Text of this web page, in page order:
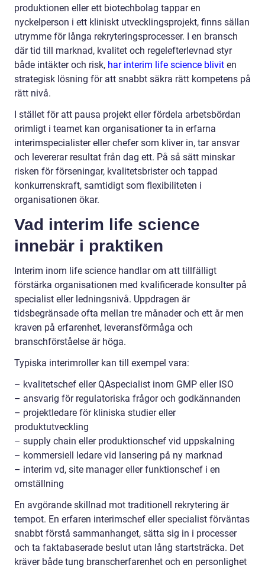
produktionen eller ett biotechbolag tappar en
nyckelperson i ett kliniskt utvecklingsprojekt, finns sällan
utrymme för långa rekryteringsprocesser. I en bransch
där tid till marknad, kvalitet och regelefterlevnad styr
både intäkter och risk, har interim life science blivit en
strategisk lösning för att snabbt säkra rätt kompetens på
rätt nivå.
I stället för att pausa projekt eller fördela arbetsbördan
orimligt i teamet kan organisationer ta in erfarna
interimspecialister eller chefer som kliver in, tar ansvar
och levererar resultat från dag ett. På så sätt minskar
risken för förseningar, kvalitetsbrister och tappad
konkurrenskraft, samtidigt som flexibiliteten i
organisationen ökar.
Vad interim life science
innebär i praktiken
Interim inom life science handlar om att tillfälligt
förstärka organisationen med kvalificerade konsulter på
specialist eller ledningsnivå. Uppdragen är
tidsbegränsade ofta mellan tre månader och ett år men
kraven på erfarenhet, leveransförmåga och
branschförståelse är höga.
Typiska interimroller kan till exempel vara:
– kvalitetschef eller QAspecialist inom GMP eller ISO
– ansvarig för regulatoriska frågor och godkännanden
– projektledare för kliniska studier eller
produktutveckling
– supply chain eller produktionschef vid uppskalning
– kommersiell ledare vid lansering på ny marknad
– interim vd, site manager eller funktionschef i en
omställning
En avgörande skillnad mot traditionell rekrytering är
tempot. En erfaren interimschef eller specialist förväntas
snabbt förstå sammanhanget, sätta sig in i processer
och ta faktabaserade beslut utan lång startsträcka. Det
kräver både tung branscherfarenhet och en personlighet